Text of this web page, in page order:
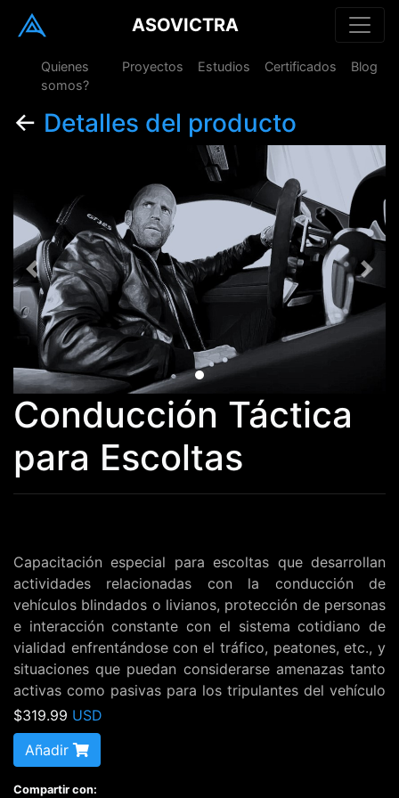
ASOVICTRA
Quienes
somos?
Proyectos Estudios Certificados Blog
← Detalles del producto
Previous Next
Conducción Táctica
para Escoltas
Capacitación especial para escoltas que desarrollan
actividades relacionadas con la conducción de
vehículos blindados o livianos, protección de personas
e interacción constante con el sistema cotidiano de
vialidad enfrentándose con el tráfico, peatones, etc., y
situaciones que puedan considerarse amenazas tanto
activas como pasivas para los tripulantes del vehículo
y la comunidad usuaria de las vías.
Modo de certificación: Una vez que Ud. se registra y
emite su pago descarga el material básico e
$319.99 USD
Añadir
Compartir con: